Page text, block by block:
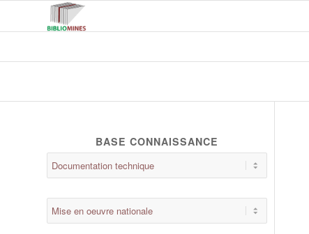
BASE CONNAISSANCE